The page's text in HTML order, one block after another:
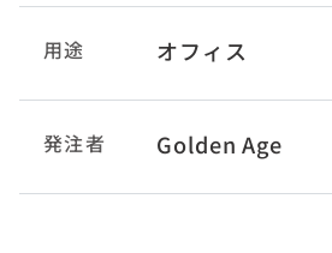
用途 オフィス
発注者 Golden Age